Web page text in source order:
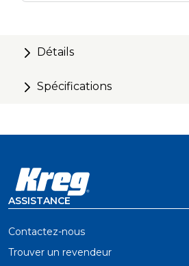
Détails
Spécifications
ASSISTANCE
Contactez-nous
Trouver un revendeur